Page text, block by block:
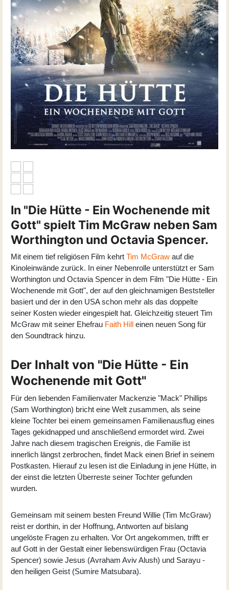
In "Die Hütte - Ein Wochenende mit
Gott" spielt Tim McGraw neben Sam
Worthington und Octavia Spencer.
Mit einem tief religiösen Film kehrt Tim McGraw auf die
Kinoleinwände zurück. In einer Nebenrolle unterstützt er Sam
Worthington und Octavia Spencer in dem Film "Die Hütte - Ein
Wochenende mit Gott", der auf den gleichnamigen Beststeller
basiert und der in den USA schon mehr als das doppelte
seiner Kosten wieder eingespielt hat. Gleichzeitig steuert Tim
McGraw mit seiner Ehefrau Faith Hill einen neuen Song für
den Soundtrack hinzu.
Der Inhalt von "Die Hütte - Ein
Wochenende mit Gott"
Für den liebenden Familienvater Mackenzie "Mack" Phillips
(Sam Worthington) bricht eine Welt zusammen, als seine
kleine Tochter bei einem gemeinsamen Familienausflug eines
Tages gekidnapped und anschließend ermordet wird. Zwei
Jahre nach diesem tragischen Ereignis, die Familie ist
innerlich längst zerbrochen, findet Mack einen Brief in seinem
Postkasten. Hierauf zu lesen ist die Einladung in jene Hütte, in
der einst die letzten Überreste seiner Tochter gefunden
wurden.
Gemeinsam mit seinem besten Freund Willie (Tim McGraw)
reist er dorthin, in der Hoffnung, Antworten auf bislang
ungelöste Fragen zu erhalten. Vor Ort angekommen, trifft er
auf Gott in der Gestalt einer liebenswürdigen Frau (Octavia
Spencer) sowie Jesus (Avraham Aviv Alush) und Sarayu -
den heiligen Geist (Sumire Matsubara).